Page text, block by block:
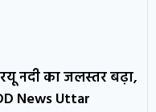
नदी का जलस्तर बढ़ा,
News Uttar